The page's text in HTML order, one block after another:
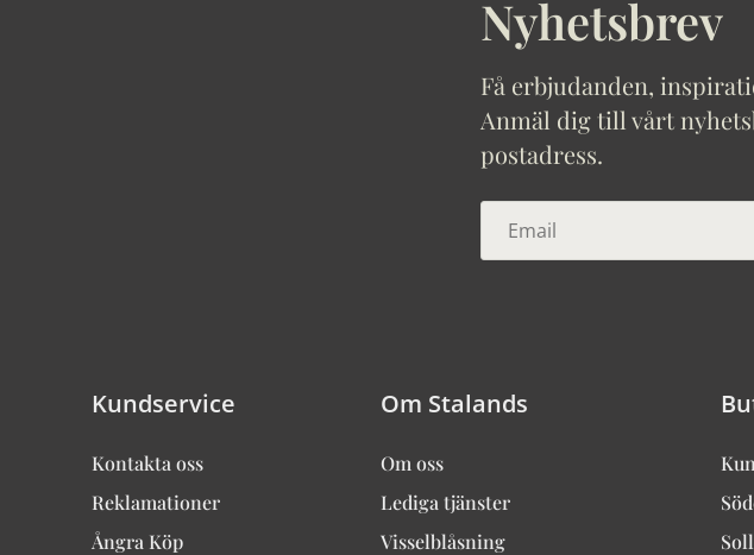
Nyhetsbrev
Få erbjudanden,
Anmäl dig till vårt
postadress.
Kundservice
Kontakta oss
Reklamationer
Ångra Köp
Om Stalands
Om oss
Lediga tjänster
Visselblåsning